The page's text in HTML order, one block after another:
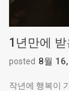
1년만에
posted 8월
작년에 행복이